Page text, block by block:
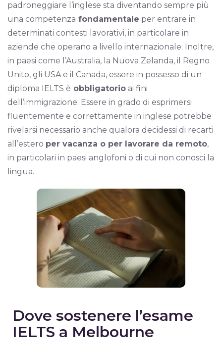
padroneggiare l’inglese sta diventando sempre più
una competenza fondamentale per entrare in
determinati contesti lavorativi, in particolare in
aziende che operano a livello internazionale. Inoltre,
in paesi come l’Australia, la Nuova Zelanda, il Regno
Unito, gli USA e il Canada, essere in possesso di un
diploma IELTS è obbligatorioai fini
dell’immigrazione. Essere in grado di esprimersi
fluentemente e correttamente in inglese potrebbe
rivelarsi necessario anche qualora decidessi di recarti
all’estero per vacanza o per lavorare da remoto,
in particolari in paesi anglofoni o di cui non conosci la
lingua.
Dove sostenere l’esame
IELTS a Melbourne